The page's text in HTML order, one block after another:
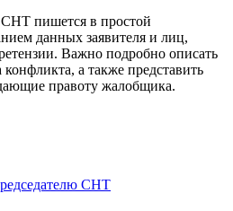
пишется в простой
данных заявителя и лиц,
Важно подробно описать
а также представить
правоту жалобщика.
СНТ